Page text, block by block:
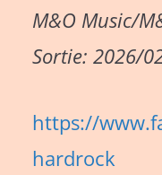
M&O Music/
Sortie: 2026/
https://
hardrock